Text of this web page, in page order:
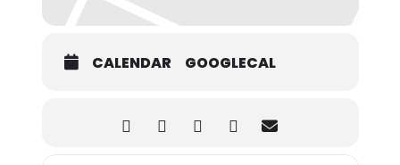
CALENDAR GOOGLECAL